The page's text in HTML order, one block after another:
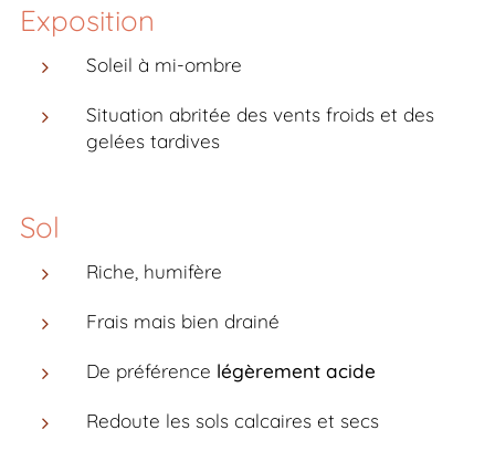
Exposition
Soleil à mi-ombre
Situation abritée des vents froids et des
gelées tardives
Sol
Riche, humifère
Frais mais bien drainé
De préférence légèrement acide
Redoute les sols calcaires et secs